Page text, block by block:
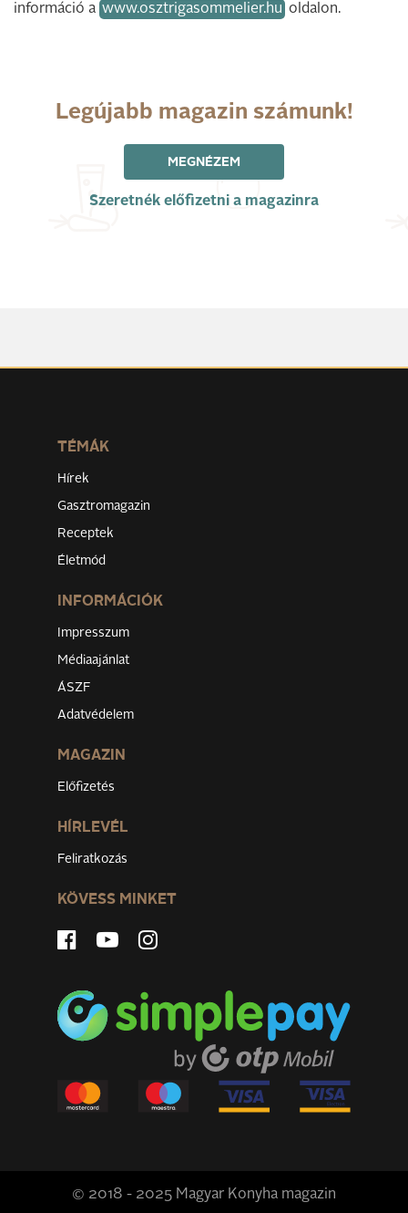
információ a www.osztrigasommelier.hu oldalon.
Legújabb magazin számunk!
MEGNÉZEM
Szeretnék előfizetni a magazinra
TÉMÁK
Hírek
Gasztromagazin
Receptek
Életmód
INFORMÁCIÓK
Impresszum
Médiaajánlat
ÁSZF
Adatvédelem
MAGAZIN
Előfizetés
HÍRLEVÉL
Feliratkozás
KÖVESS MINKET
© 2018 - 2025 Magyar Konyha magazin